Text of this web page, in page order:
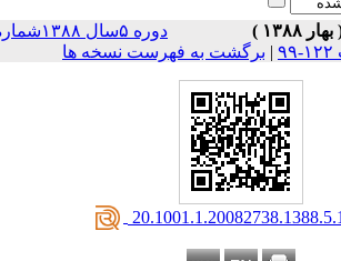
دوره ۵سال ۱۳۸۸شماره
|برگشت به فهرست نسخه ها